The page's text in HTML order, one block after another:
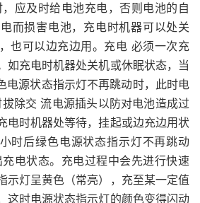
应及时给电池充电，否则电池的自
而损害电池，充电时机器可以处关
也可以边充边用。充电 必须一次充
如充电时机器处关机或休眠状态，当
电源状态指示灯不再跳动时，此时电
除交 流电源插头以防对电池造成过
电时机器处等待，挂起或边充边用状
时后绿色电源状态指示灯不再跳动
电状态。充电过程中会先进行快速
示灯呈黄色（常亮），充至某一定值
这时电源状态指示灯的颜色变得闪动